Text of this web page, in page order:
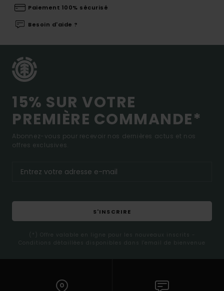
Paiement 100% sécurisé
Besoin d'aide ?
15% SUR VOTRE
PREMIÈRE COMMANDE*
Abonnez-vous pour recevoir nos dernières actus et nos
offres exclusives.
S'INSCRIRE
(*) Offre valable en ligne pour les nouveaux inscrits -
Conditions détaillées disponibles dans l'email de bienvenue